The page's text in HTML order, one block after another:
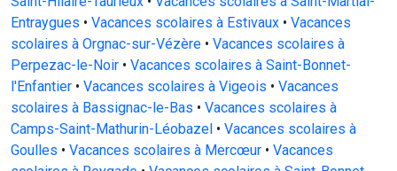
Entraygues • Vacances scolaires à Estivaux • Vacances
scolaires à Orgnac-sur-Vézère • Vacances scolaires à
Perpezac-le-Noir • Vacances scolaires à Saint-Bonnet-
l'Enfantier • Vacances scolaires à Vigeois • Vacances
scolaires à Bassignac-le-Bas • Vacances scolaires à
Camps-Saint-Mathurin-Léobazel • Vacances scolaires à
Goulles • Vacances scolaires à Mercœur • Vacances